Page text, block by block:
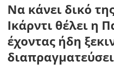
Να κάνει δικό
Ικάρντι θέλει η
έχοντας ήδη